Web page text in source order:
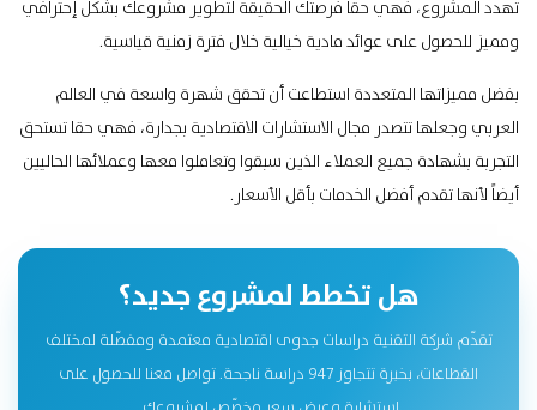
تهدد المشروع، فهي حقا فرصتك الحقيقة لتطوير مشروعك بشكل إحترافي
ومميز للحصول على عوائد مادية خيالية خلال فترة زمنية قياسية.
بفضل مميزاتها المتعددة استطاعت أن تحقق شهرة واسعة في العالم
العربي وجعلها تتصدر مجال الاستشارات الاقتصادية بجدارة، فهي حقا تستحق
التجربة بشهادة جميع العملاء الذين سبقوا وتعاملوا معها وعملائها الحاليين
أيضاً لأنها تقدم أفضل الخدمات بأقل الأسعار.
هل تخطط لمشروع جديد؟
تقدّم شركة التقنية دراسات جدوى اقتصادية معتمدة ومفصّلة لمختلف
القطاعات، بخبرة تتجاوز 947 دراسة ناجحة. تواصل معنا للحصول على